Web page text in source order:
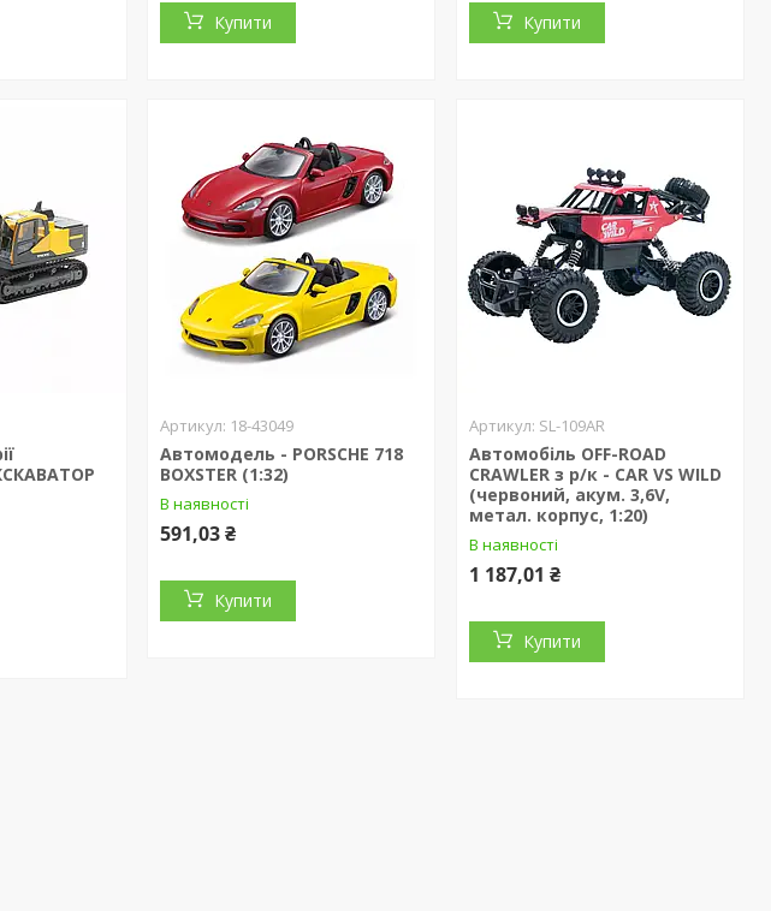
Купити Купити
18-43049
Автомодель - PORSCHE 718
BOXSTER (1:32)
В наявності
591,03 ₴
Купити
SL-109AR
Автомобіль OFF-ROAD
CRAWLER з р/к - CAR VS WILD
(червоний, акум. 3,6V,
метал. корпус, 1:20)
В наявності
1 187,01 ₴
Купити